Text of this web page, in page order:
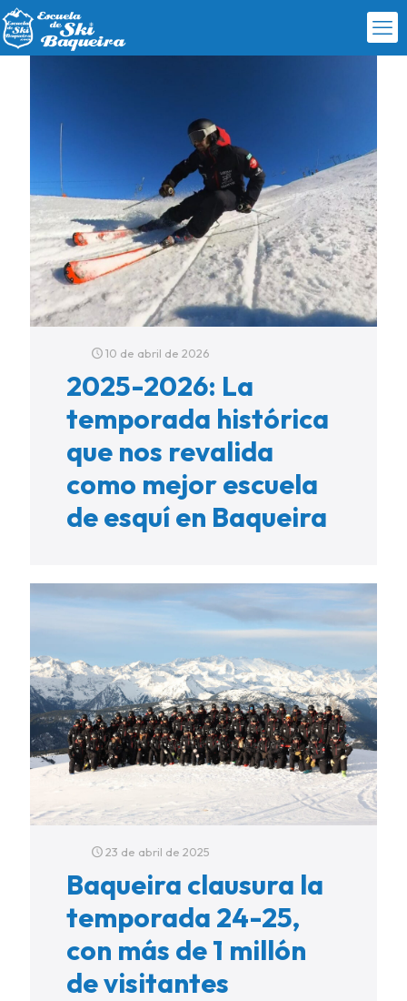
10 de abril de 2026
2025-2026: La
temporada histórica
que nos revalida
como mejor escuela
de esquí en Baqueira
23 de abril de 2025
Baqueira clausura la
temporada 24-25,
con más de 1 millón
de visitantes